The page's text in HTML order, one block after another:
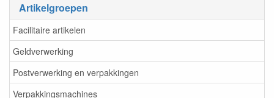
Artikelgroepen
Facilitaire artikelen
Geldverwerking
Postverwerking en verpakkingen
Verpakkingsmachines